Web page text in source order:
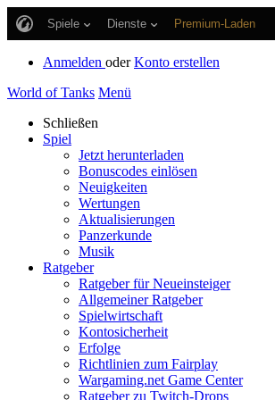
Spiele Dienste Premium-Laden
Anmelden oderKonto erstellen
World of Tanks Menü
Schließen
Spiel
Jetzt herunterladen
Bonuscodes einlösen
Neuigkeiten
Wertungen
Aktualisierungen
Panzerkunde
Musik
Ratgeber
Ratgeber für Neueinsteiger
Allgemeiner Ratgeber
Spielwirtschaft
Kontosicherheit
Erfolge
Richtlinien zum Fairplay
Wargaming.net Game Center
Ratgeber zu Twitch-Drops